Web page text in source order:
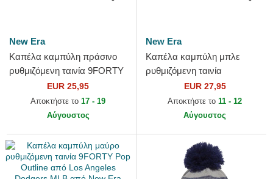
New Era
Καπέλα καμπύλη πράσινο
ρυθμιζόμενη ταινία 9FORTY
League Essential από Los
Angeles Dodgers MLB από...
EUR 25,95
Αποκτήστε το 17 - 19
Αύγουστος
New Era
Καπέλα καμπύλη μπλε
ρυθμιζόμενη ταινία
9TWENTY Core Classic από
Los Angeles Dodgers MLB
από New Era
EUR 27,95
Αποκτήστε το 11 - 12
Αύγουστος